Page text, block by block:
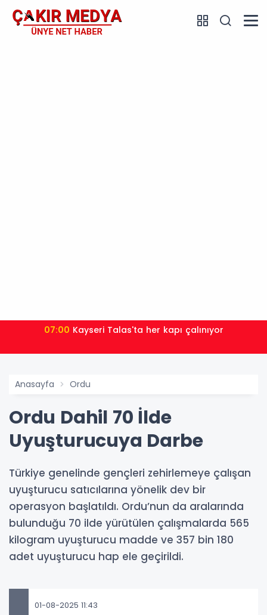
07:00 Kayseri Talas'ta her kapı çalınıyor
Anasayfa Ordu
Ordu Dahil 70 İlde
Uyuşturucuya Darbe
Türkiye genelinde gençleri zehirlemeye çalışan
uyuşturucu satıcılarına yönelik dev bir
operasyon başlatıldı. Ordu’nun da aralarında
bulunduğu 70 ilde yürütülen çalışmalarda 565
kilogram uyuşturucu madde ve 357 bin 180
adet uyuşturucu hap ele geçirildi.
01-08-2025 11:43